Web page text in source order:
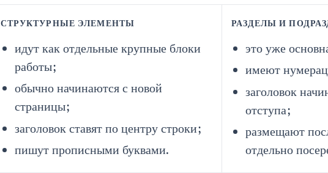
СТРУКТУРНЫЕ ЭЛЕМЕНТЫ
идут как отдельные крупные блоки
работы;
обычно начинаются с новой
страницы;
заголовок ставят по центру строки;
пишут прописными буквами.
РАЗДЕЛЫ И
это уже
имеют
заголовок
отступа;
размещают
отдельно